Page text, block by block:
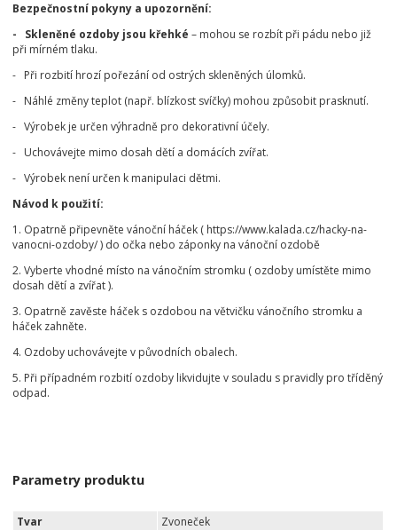
Bezpečnostní pokyny a upozornění:
- Skleněné ozdoby jsou křehké – mohou se rozbít při pádu nebo již
při mírném tlaku.
- Při rozbití hrozí pořezání od ostrých skleněných úlomků.
- Náhlé změny teplot (např. blízkost svíčky) mohou způsobit prasknutí.
- Výrobek je určen výhradně pro dekorativní účely.
- Uchovávejte mimo dosah dětí a domácích zvířat.
- Výrobek není určen k manipulaci dětmi.
Návod k použití:
1. Opatrně připevněte vánoční háček ( https://www.kalada.cz/hacky-na-
vanocni-ozdoby/ ) do očka nebo záponky na vánoční ozdobě
2. Vyberte vhodné místo na vánočním stromku ( ozdoby umístěte mimo
dosah dětí a zvířat ).
3. Opatrně zavěste háček s ozdobou na větvičku vánočního stromku a
háček zahněte.
4. Ozdoby uchovávejte v původních obalech.
5. Při případném rozbití ozdoby likvidujte v souladu s pravidly pro tříděný
odpad.
Parametry produktu
Tvar
Zvoneček